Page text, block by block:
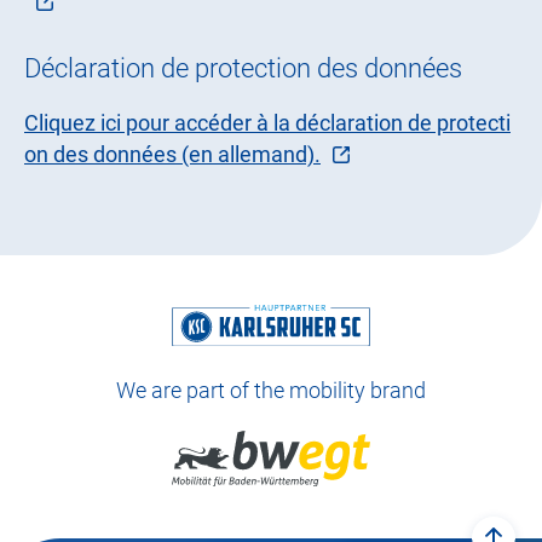
Déclaration de protection des données
Cliquez ici pour accéder à la déclaration de protecti
on des données (en allemand).
We are part of the mobility brand